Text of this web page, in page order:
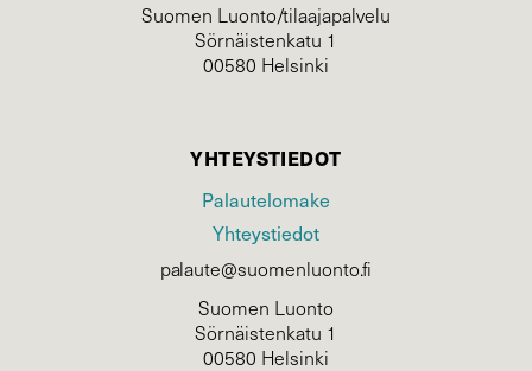
Suomen Luonto/tilaajapalvelu
Sörnäistenkatu 1
00580 Helsinki
YHTEYSTIEDOT
Palautelomake
Yhteystiedot
palaute@suomenluonto.fi
Suomen Luonto
Sörnäistenkatu 1
00580 Helsinki